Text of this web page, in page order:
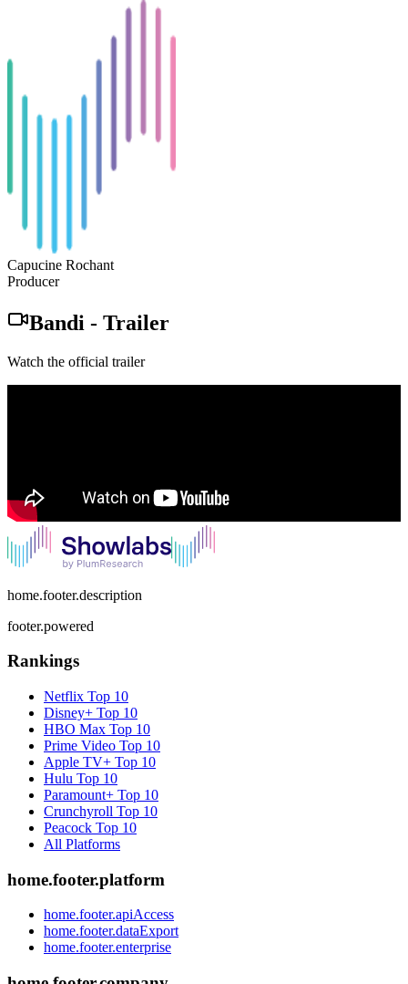
Capucine Rochant
Producer
Bandi - Trailer
Watch the official trailer
home.footer.description
footer.powered
Rankings
Netflix Top 10
Disney+ Top 10
HBO Max Top 10
Prime Video Top 10
Apple TV+ Top 10
Hulu Top 10
Paramount+ Top 10
Crunchyroll Top 10
Peacock Top 10
All Platforms
home.footer.platform
home.footer.apiAccess
home.footer.dataExport
home.footer.enterprise